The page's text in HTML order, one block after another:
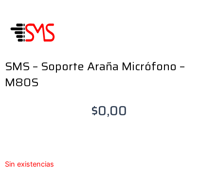
SMS – Soporte Araña Micrófono –
M80S
$0,00
Sin existencias